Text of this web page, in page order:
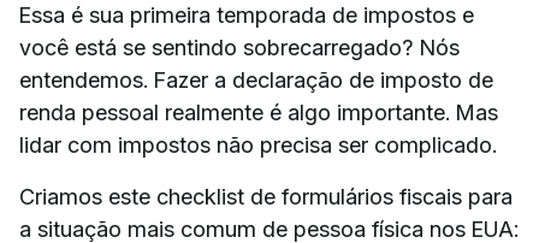
Essa é sua primeira temporada de impostos e
você está se sentindo sobrecarregado? Nós
entendemos. Fazer a declaração de imposto de
renda pessoal realmente é algo importante. Mas
lidar com impostos não precisa ser complicado.
Criamos este checklist de formulários fiscais para
a situação mais comum de pessoa física nos EUA: